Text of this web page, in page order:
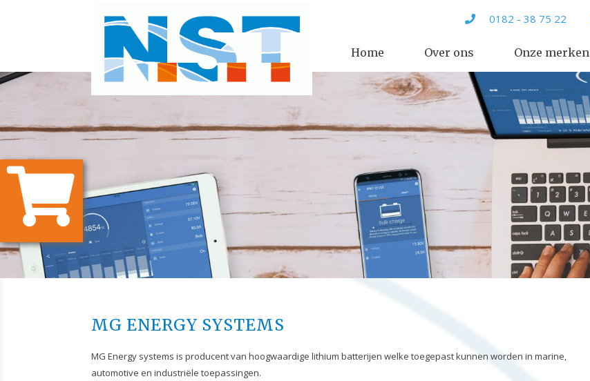
0182 - 38 75 22
Home Over ons Onze merken
MG ENERGY SYSTEMS
MG Energy systems is producent van hoogwaardige lithium batterijen welke toegepast kunnen worden in marine,
automotive en industriële toepassingen.